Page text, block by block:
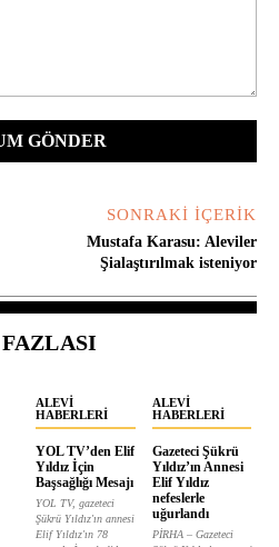
SONRAKI İÇERIK
Mustafa Karasu: Aleviler
Şialaştırılmak isteniyor
ALEVI
HABERLERI
YOL TV’den Elif
Yıldız İçin
Başsağlığı Mesajı
YOL TV, gazeteci
Şükrü Yıldız'ın annesi
Elif Yıldız'ın 78
ALEVI
HABERLERI
Gazeteci Şükrü
Yıldız’ın Annesi
Elif Yıldız
nefeslerle
uğurlandı
PİRHA – Gazeteci